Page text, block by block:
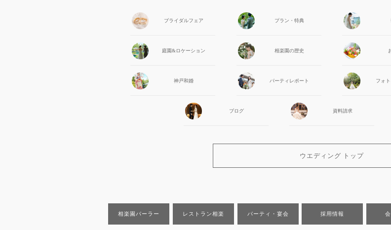
ブライダルフェア プラン・特典
庭園&ロケーション 相楽園の歴史
神戸和婚 パーティ レポート フォト
ブログ 資料請求
ウエディング トップ
相楽園パーラー レストラン相楽 パーティ・宴会 採用情報